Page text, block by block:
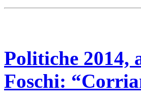
Politiche 2014,
Foschi: